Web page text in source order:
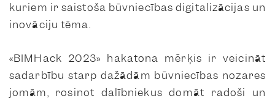
kuriem ir saistoša būvniecības digitalizācijas un
inovāciju tēma.
«BIMHack 2023» hakatona mērķis ir veicināt
sadarbību starp dažādām būvniecības nozares
jomām, rosinot dalībniekus domāt radoši un